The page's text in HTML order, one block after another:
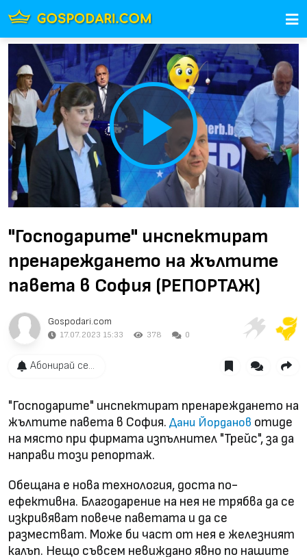
Play
Video
"Господарите" инспектират
пренареждането на жълтите
павета в София (РЕПОРТАЖ)
Gospodari.com
17.07.2023 15:33 378 0
Абонирай се...
"Господарите" инспектират пренареждането на
жълтите павета в София. Дани Йорданов отиде
на място при фирмата изпълнител "Трейс", за да
направи този репортаж.
Обещана е нова технология, доста по-
ефективна. Благодарение на нея не трябва да се
изкривяват повече паветата и да се
разместват. Може би част от нея е железният
калъп. Нещо съвсем невиждано явно по нашите